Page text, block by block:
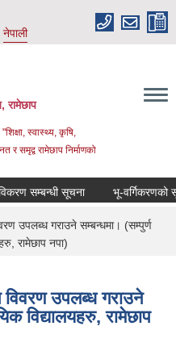
नेपाली
रामेछाप
स्वास्थ्य, कृषि,
र समृद्व रामेछाप निर्माणको
सम्बन्धी सूचना भू-वर्गिकरणको
उपलब्ध गराउने सम्बन्धमा। (सम्पुर्ण
रामेछाप नपा)
विवरण उपलब्ध गराउने
विद्यालयहरु, रामेछाप